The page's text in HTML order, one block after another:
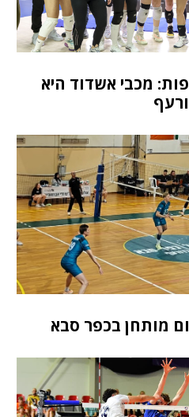
מכבי אשדוד היא
מותחן בכפר סבא